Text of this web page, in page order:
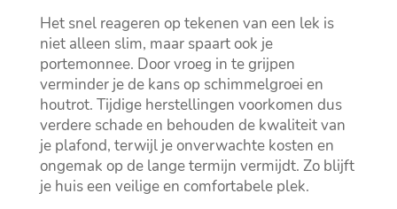
Het snel reageren op tekenen van een lek is
niet alleen slim, maar spaart ook je
portemonnee.​ Door vroeg in te grijpen
verminder je de kans op schimmelgroei en
houtrot.​ Tijdige herstellingen voorkomen dus
verdere schade en behouden de kwaliteit van
je plafond, terwijl je onverwachte kosten en
ongemak op de lange termijn vermijdt.​ Zo blijft
je huis een veilige en comfortabele plek.​